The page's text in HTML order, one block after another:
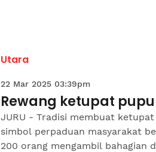
Utara
22 Mar 2025 03:39pm
Rewang ketupat
JURU - Tradisi membuat
simbol perpaduan masyarakat
200 orang mengambil bahagian